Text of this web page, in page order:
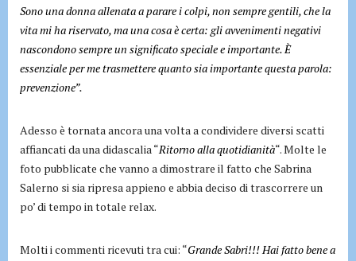
Sono una donna allenata a parare i colpi, non sempre gentili, che la
vita mi ha riservato, ma una cosa è certa: gli avvenimenti negativi
nascondono sempre un significato speciale e importante. È
essenziale per me trasmettere quanto sia importante questa parola:
prevenzione”.
Adesso è tornata ancora una volta a condividere diversi scatti
affiancati da una didascalia “Ritorno alla quotidianità“. Molte le
foto pubblicate che vanno a dimostrare il fatto che Sabrina
Salerno si sia ripresa appieno e abbia deciso di trascorrere un
po’ di tempo in totale relax.
Molti i commenti ricevuti tra cui: “Grande Sabri!!! Hai fatto bene a